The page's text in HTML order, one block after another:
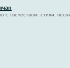
с твочеством: стихи,